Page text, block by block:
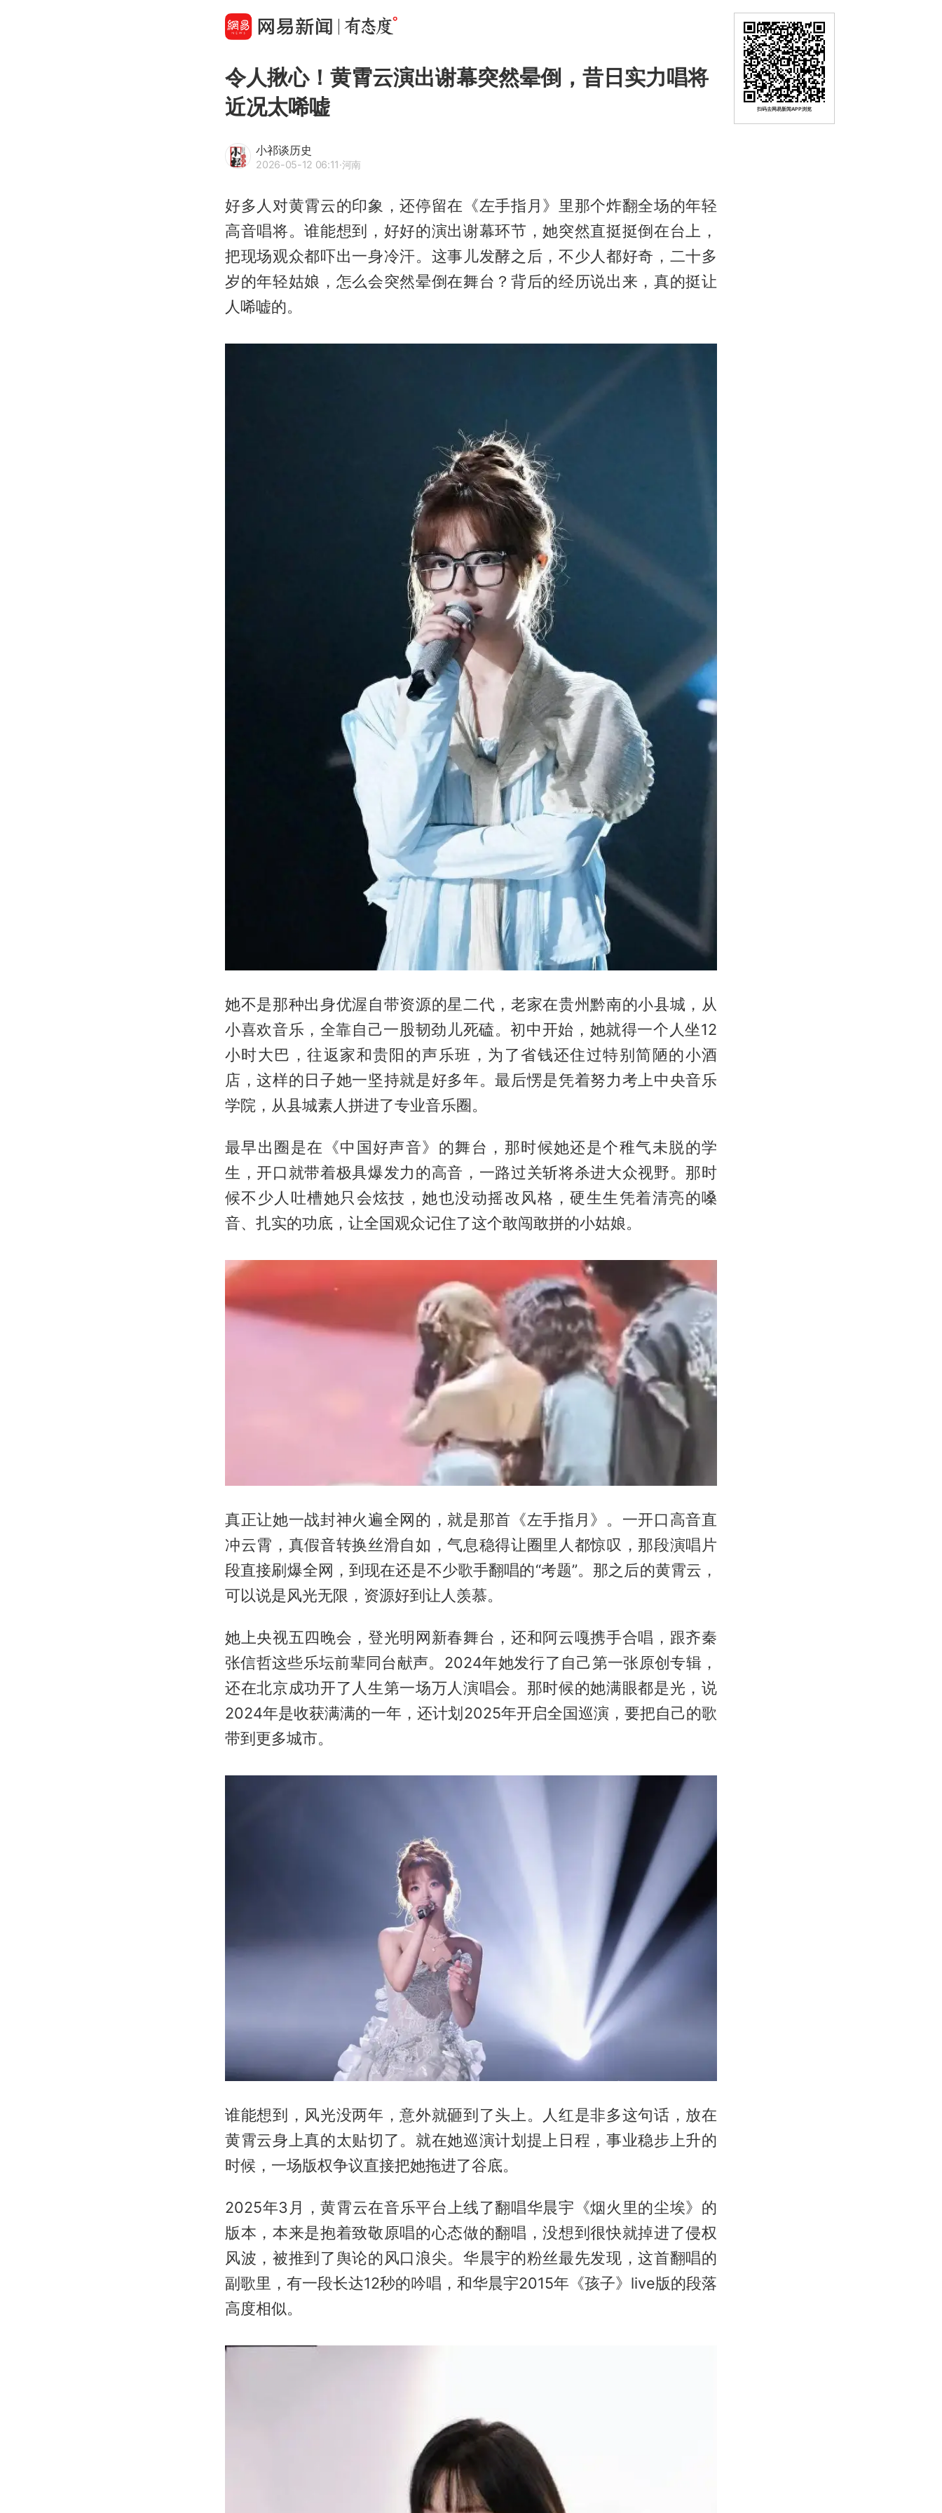
令人揪心！黄霄云演出谢幕突然晕倒，昔日实力唱将
近况太唏嘘
小祁谈历史
2026-05-12 06:11·河南
好多人对黄霄云的印象，还停留在《左手指月》里那个炸翻全场的年轻
高音唱将。谁能想到，好好的演出谢幕环节，她突然直挺挺倒在台上，
把现场观众都吓出一身冷汗。这事儿发酵之后，不少人都好奇，二十多
岁的年轻姑娘，怎么会突然晕倒在舞台？背后的经历说出来，真的挺让
人唏嘘的。
她不是那种出身优渥自带资源的星二代，老家在贵州黔南的小县城，从
小喜欢音乐，全靠自己一股韧劲儿死磕。初中开始，她就得一个人坐12
小时大巴，往返家和贵阳的声乐班，为了省钱还住过特别简陋的小酒
店，这样的日子她一坚持就是好多年。最后愣是凭着努力考上中央音乐
学院，从县城素人拼进了专业音乐圈。
最早出圈是在《中国好声音》的舞台，那时候她还是个稚气未脱的学
生，开口就带着极具爆发力的高音，一路过关斩将杀进大众视野。那时
候不少人吐槽她只会炫技，她也没动摇改风格，硬生生凭着清亮的嗓
音、扎实的功底，让全国观众记住了这个敢闯敢拼的小姑娘。
真正让她一战封神火遍全网的，就是那首《左手指月》。一开口高音直
冲云霄，真假音转换丝滑自如，气息稳得让圈里人都惊叹，那段演唱片
段直接刷爆全网，到现在还是不少歌手翻唱的“考题”。那之后的黄霄云，
可以说是风光无限，资源好到让人羡慕。
她上央视五四晚会，登光明网新春舞台，还和阿云嘎携手合唱，跟齐秦
张信哲这些乐坛前辈同台献声。2024年她发行了自己第一张原创专辑，
还在北京成功开了人生第一场万人演唱会。那时候的她满眼都是光，说
2024年是收获满满的一年，还计划2025年开启全国巡演，要把自己的歌
带到更多城市。
谁能想到，风光没两年，意外就砸到了头上。人红是非多这句话，放在
黄霄云身上真的太贴切了。就在她巡演计划提上日程，事业稳步上升的
时候，一场版权争议直接把她拖进了谷底。
2025年3月，黄霄云在音乐平台上线了翻唱华晨宇《烟火里的尘埃》的
版本，本来是抱着致敬原唱的心态做的翻唱，没想到很快就掉进了侵权
风波，被推到了舆论的风口浪尖。华晨宇的粉丝最先发现，这首翻唱的
副歌里，有一段长达12秒的吟唱，和华晨宇2015年《孩子》live版的段落
高度相似。
扫码去网易新闻APP浏览